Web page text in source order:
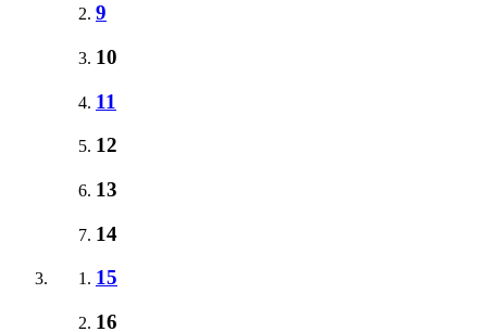
9
10
11
12
13
14
15
16